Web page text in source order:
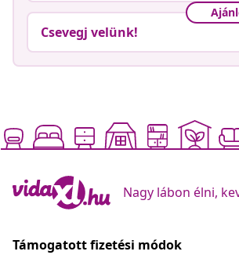
Csevegj velünk!
Nagy lábon élni,
Támogatott fizetési módok